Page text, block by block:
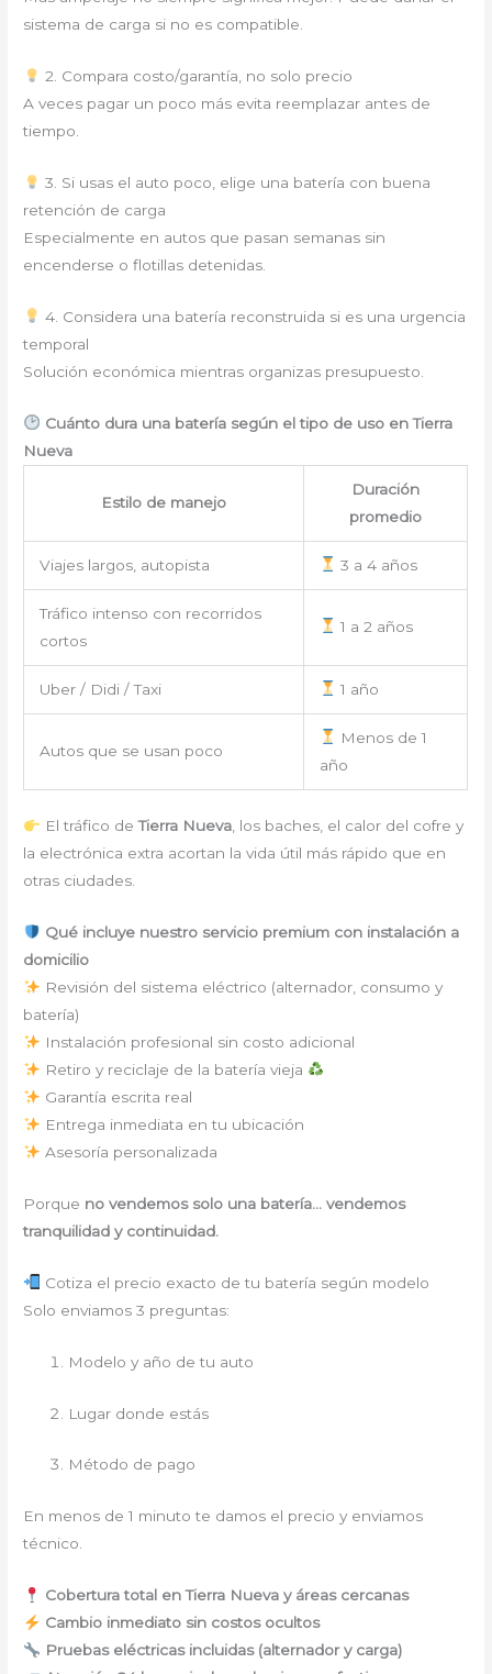
sistema de carga si no es compatible.
2. Compara costo/garantía, no solo precio
A veces pagar un poco más evita reemplazar antes de
tiempo.
3. Si usas el auto poco, elige una batería con buena
retención de carga
Especialmente en autos que pasan semanas sin
encenderse o flotillas detenidas.
4. Considera una batería reconstruida si es una urgencia
temporal
Solución económica mientras organizas presupuesto.
Cuánto dura una batería según el tipo de uso en Tierra
Nueva
Estilo de manejo
Duración
promedio
Viajes largos, autopista 3 a 4 años
Tráfico intenso con recorridos
cortos
1 a 2 años
Uber / Didi / Taxi 1 año
Autos que se usan poco
Menos de 1
año
El tráfico deTierra Nueva, los baches, el calor del cofre y
la electrónica extra acortan la vida útil más rápido que en
otras ciudades.
Qué incluye nuestro servicio premium con instalación a
domicilio
Revisión del sistema eléctrico (alternador, consumo y
batería)
Instalación profesional sin costo adicional
Retiro y reciclaje de la batería vieja
Garantía escrita real
Entrega inmediata en tu ubicación
Asesoría personalizada
Porque no vendemos solo una batería… vendemos
tranquilidad y continuidad.
Cotiza el precio exacto de tu batería según modelo
Solo enviamos 3 preguntas:
Modelo y año de tu auto
Lugar donde estás
Método de pago
En menos de 1 minuto te damos el precio y enviamos
técnico.
Cobertura total en Tierra Nueva y áreas cercanas
Cambio inmediato sin costos ocultos
Pruebas eléctricas incluidas (alternador y carga)